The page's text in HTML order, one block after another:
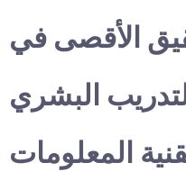
الأقصى في
البشري
المعلومات